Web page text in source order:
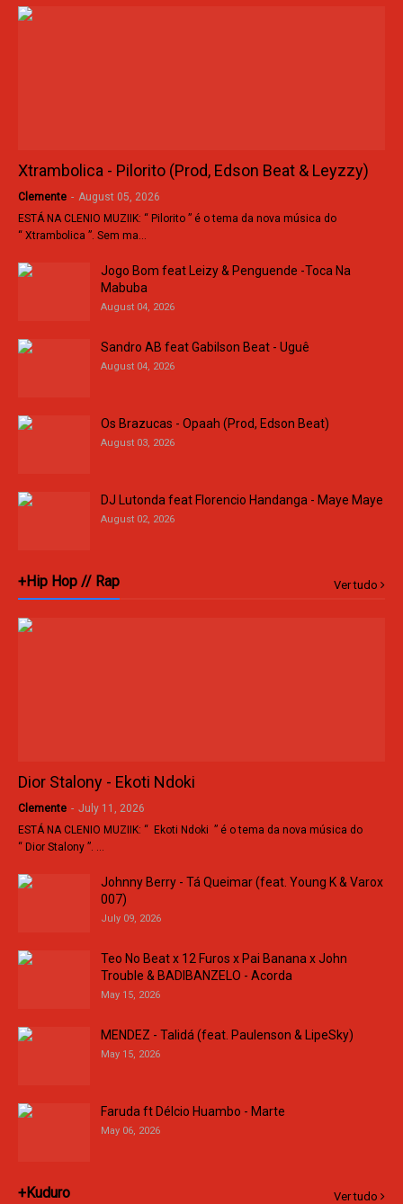
Xtrambolica - Pilorito (Prod, Edson Beat & Leyzzy)
Clemente - August 05, 2026
ESTÁ NA CLENIO MUZIIK: “ Pilorito ” é o tema da nova música do
“ Xtrambolica ”. Sem ma…
Jogo Bom feat Leizy & Penguende -Toca Na
Mabuba
August 04, 2026
Sandro AB feat Gabilson Beat - Uguê
August 04, 2026
Os Brazucas - Opaah (Prod, Edson Beat)
August 03, 2026
DJ Lutonda feat Florencio Handanga - Maye Maye
August 02, 2026
+Hip Hop // Rap Ver tudo
Dior Stalony - Ekoti Ndoki
Clemente - July 11, 2026
ESTÁ NA CLENIO MUZIIK: “ Ekoti Ndoki ” é o tema da nova música do
“ Dior Stalony ”. …
Johnny Berry - Tá Queimar (feat. Young K & Varox
007)
July 09, 2026
Teo No Beat x 12 Furos x Pai Banana x John
Trouble & BADIBANZELO - Acorda
May 15, 2026
MENDEZ - Talidá (feat. Paulenson & LipeSky)
May 15, 2026
Faruda ft Délcio Huambo - Marte
May 06, 2026
+Kuduro Ver tudo